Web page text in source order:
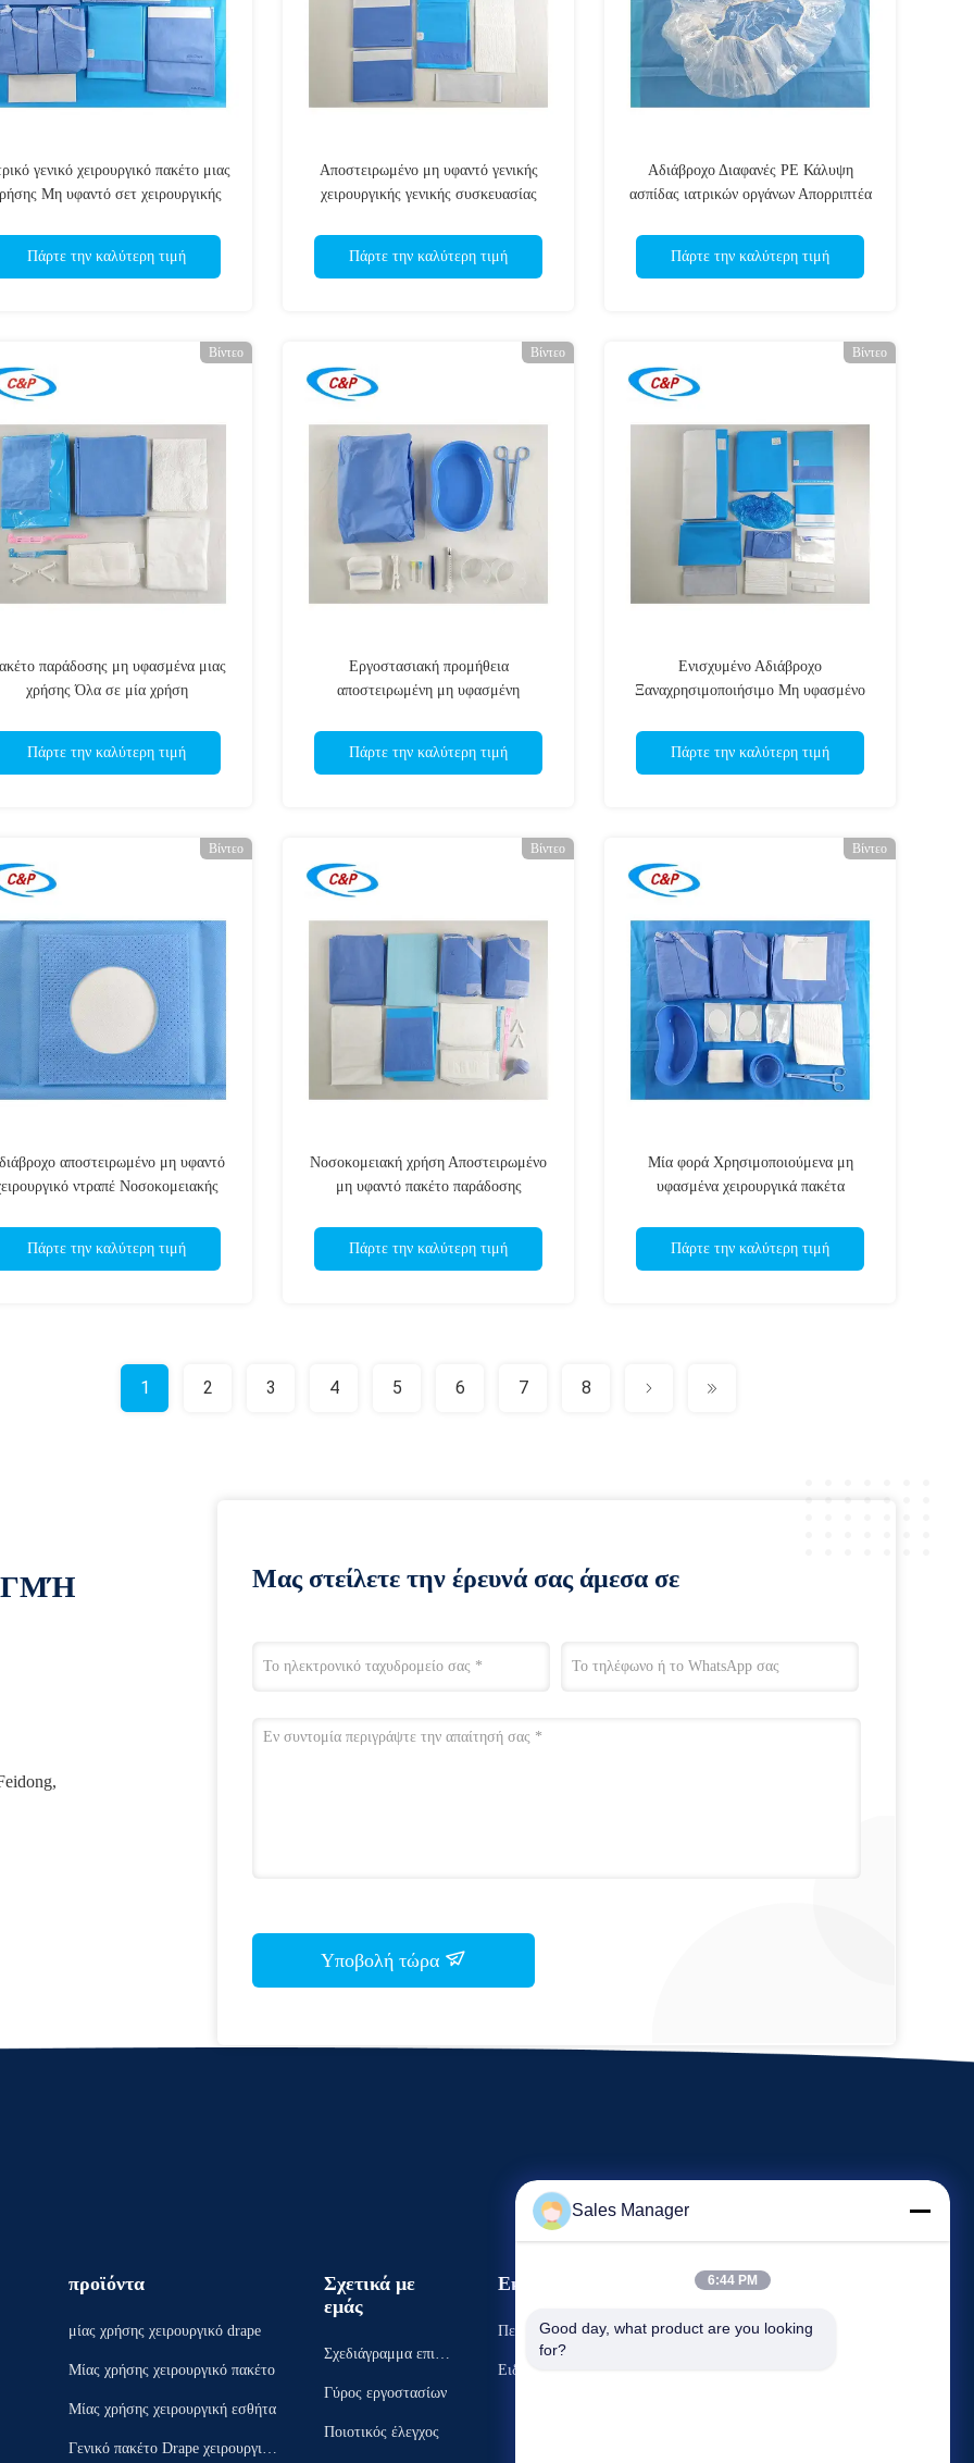
γενικό χειρουργικό πακέτο μιας
Μη υφαντό σετ χειρουργικής
Πάρτε την καλύτερη τιμή
Αποστειρωμένο μη υφαντό γενικής
χειρουργικής γενικής συσκευασίας
χρήσης για χειρουργείο νοσοκομείου
Πάρτε την καλύτερη τιμή
Αδιάβροχο Διαφανές PE Κάλυψη
ασπίδας ιατρικών οργάνων Απορριπτέα
Πάρτε την καλύτερη τιμή
Βίντεο
παράδοσης μη υφασμένα μιας
χρήσης Όλα σε μία χρήση
Πάρτε την καλύτερη τιμή
Βίντεο
Εργοστασιακή προμήθεια
αποστειρωμένη μη υφασμένη
οφθαλμολογική χειρουργική κουρτίνα
Πάρτε την καλύτερη τιμή
Βίντεο
Ενισχυμένο Αδιάβροχο
Ξαναχρησιμοποιήσιμο Μη υφασμένο
Συσκευάσματα Καρδιακή Επιχείρηση
Συσκευάσματα Κουβέρνας
Πάρτε την καλύτερη τιμή
Βίντεο
αποστειρωμένο μη υφαντό
ντραπέ Νοσοκομειακής
Πάρτε την καλύτερη τιμή
Βίντεο
Νοσοκομειακή χρήση Αποστειρωμένο
μη υφαντό πακέτο παράδοσης
Πάρτε την καλύτερη τιμή
Βίντεο
Μία φορά Χρησιμοποιούμενα μη
υφασμένα χειρουργικά πακέτα
Πάρτε την καλύτερη τιμή
1 2 3 4 5 6 7 8
Μας στείλετε την έρευνά σας άμεσα σε
Υποβολή τώρα
προϊόντα
μίας χρήσης χειρουργικό drape
Μίας χρήσης χειρουργικό πακέτο
Μίας χρήσης χειρουργική εσθήτα
Γενικό πακέτο Drape χειρουργικώ
Σχετικά με
εμάς
Σχεδιάγραμμα επιχεί
Γύρος εργοστασίων
Ποιοτικός έλεγχος
Εκδηλώσεις
Περιπτώσεις
Ειδήσεις
Sales Manager
6:44 PM
Good day, what product are you looking
for?